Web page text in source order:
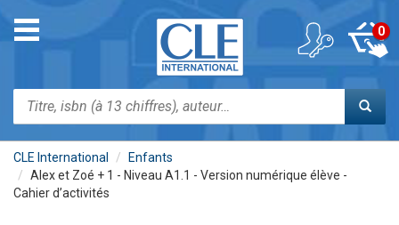
contenu
Toggle
navigation
Rechercher
0
CLE International
Enfants
Alex et Zoé + 1 - Niveau A1.1 - Version numérique élève -
Cahier d’activités